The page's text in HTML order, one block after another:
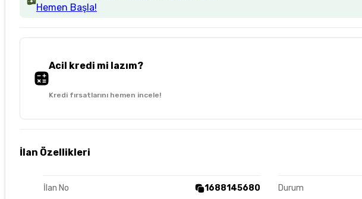
Hemen Başla!
Acil kredi mi lazım?
Kredi fırsatlarını hemen incele!
İlan Özellikleri
İlan No 1688145680 Durum